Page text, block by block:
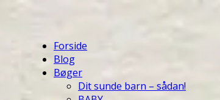
Forside
Blog
Bøger
Dit sunde barn – sådan!